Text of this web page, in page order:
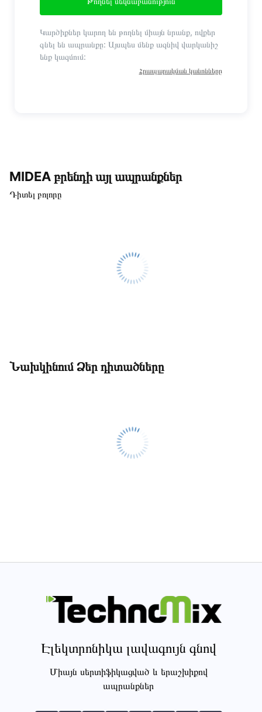
Կարծիքներ կարող են թողնել միայն նրանք, ովքեր
գնել են ապրանքը: Այսպես մենք ազնիվ վարկանիշ
ենք կազմում:
Հրապարակման կանոնները
MIDEA բրենդի այլ ապրանքներ
Դիտել բոլորը
Նախկինում Ձեր դիտածները
Էլեկտրոնիկա լավագույն գնով
Միայն սերտիֆիկացված և երաշխիքով
ապրանքներ